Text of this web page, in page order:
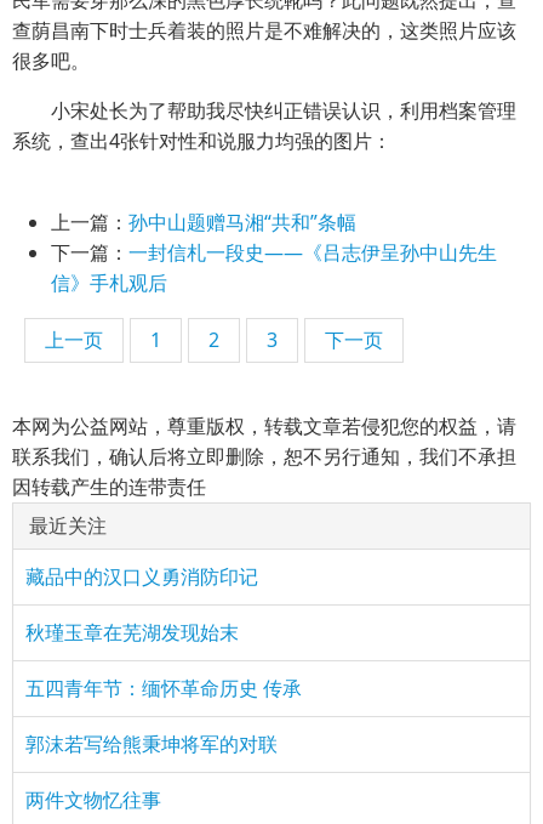
查荫昌南下时士兵着装的照片是不难解决的，这类照片应该
很多吧。
小宋处长为了帮助我尽快纠正错误认识，利用档案管理
系统，查出4张针对性和说服力均强的图片：
上一篇： 孙中山题赠马湘“共和”条幅
下一篇： 一封信札一段史——《吕志伊呈孙中山先生
信》手札观后
上一页 1 2 3 下一页
本网为公益网站，尊重版权，转载文章若侵犯您的权益，请
联系我们，确认后将立即删除，恕不另行通知，我们不承担
因转载产生的连带责任
最近关注
藏品中的汉口义勇消防印记
秋瑾玉章在芜湖发现始末
五四青年节：缅怀革命历史 传承
郭沫若写给熊秉坤将军的对联
两件文物忆往事